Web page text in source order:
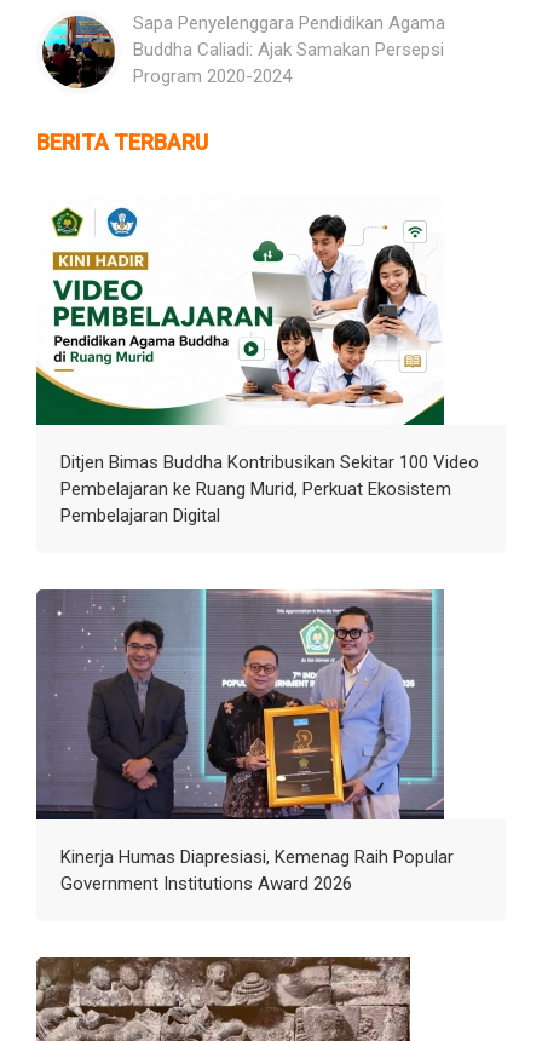
Sapa Penyelenggara Pendidikan Agama
Buddha Caliadi: Ajak Samakan Persepsi
Program 2020-2024
BERITA TERBARU
Ditjen Bimas Buddha Kontribusikan Sekitar 100 Video
Pembelajaran ke Ruang Murid, Perkuat Ekosistem
Pembelajaran Digital
Kinerja Humas Diapresiasi, Kemenag Raih Popular
Government Institutions Award 2026